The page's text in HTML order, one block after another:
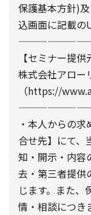
保護基本方針)
込画面に記載の
【セミナー提
株式会社アロー
（https://
・本人からの
合せ先】にて、
知・開示・内容
去・第三者提供
じます。また、
情・相談につき